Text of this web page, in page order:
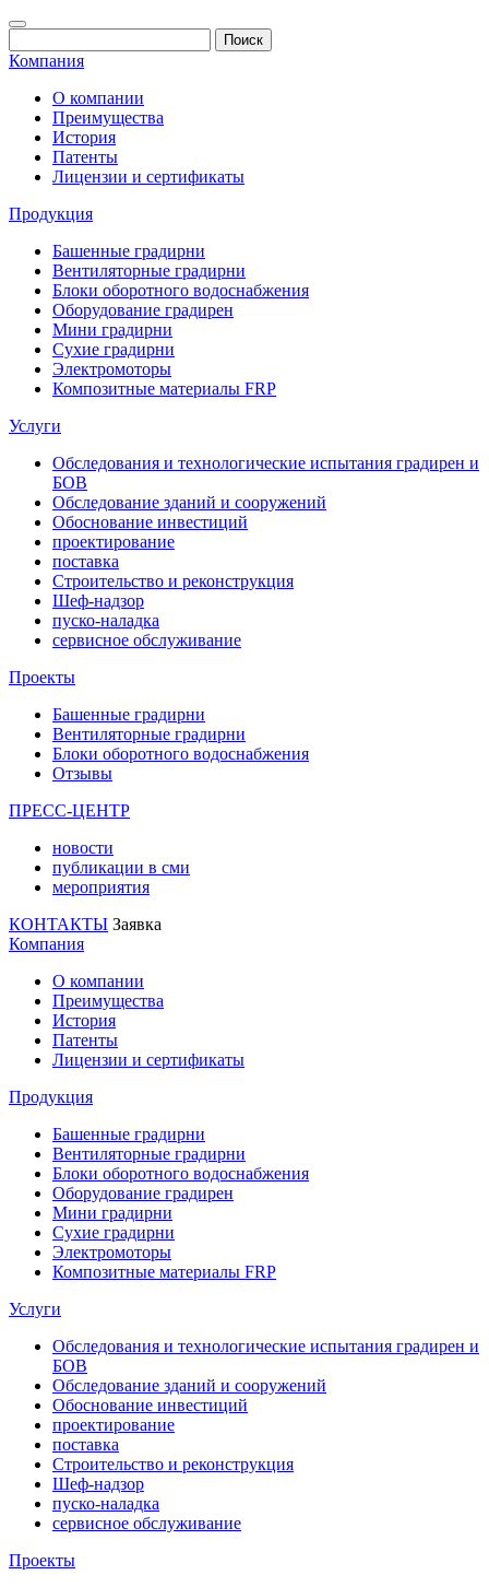
Компания
О компании
Преимущества
История
Патенты
Лицензии и сертификаты
Продукция
Башенные градирни
Вентиляторные градирни
Блоки оборотного водоснабжения
Оборудование градирен
Мини градирни
Сухие градирни
Электромоторы
Композитные материалы FRP
Услуги
Обследования и технологические испытания градирен и
БОВ
Обследование зданий и сооружений
Обоснование инвестиций
проектирование
поставка
Строительство и реконструкция
Шеф-надзор
пуско-наладка
сервисное обслуживание
Проекты
Башенные градирни
Вентиляторные градирни
Блоки оборотного водоснабжения
Отзывы
ПРЕСС-ЦЕНТР
новости
публикации в сми
мероприятия
КОНТАКТЫ Заявка
Компания
О компании
Преимущества
История
Патенты
Лицензии и сертификаты
Продукция
Башенные градирни
Вентиляторные градирни
Блоки оборотного водоснабжения
Оборудование градирен
Мини градирни
Сухие градирни
Электромоторы
Композитные материалы FRP
Услуги
Обследования и технологические испытания градирен и
БОВ
Обследование зданий и сооружений
Обоснование инвестиций
проектирование
поставка
Строительство и реконструкция
Шеф-надзор
пуско-наладка
сервисное обслуживание
Проекты